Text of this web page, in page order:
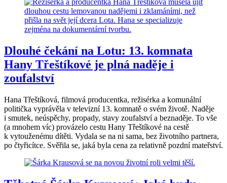
Dlouhé čekání na Lotu: 13. komnata
Hany Třeštíkové je plná naděje i
zoufalství
Hana Třeštíková, filmová producentka, režisérka a komunální
politička vyprávěla v televizní 13. komnatě o svém životě. Naděje
i smutek, neúspěchy, propady, stavy zoufalství a beznaděje. To vše
(a mnohem víc) provázelo cestu Hany Třeštíkové na cestě
k vytouženému dítěti. Vydala se na ni sama, bez životního partnera,
po čtyřicítce. Svěřila se, jaká byla cena za relativně pozdní mateřství.